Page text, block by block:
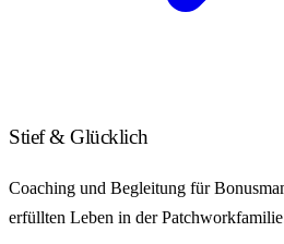
Stief & Glücklich
Coaching und Begleitung für
erfüllten Leben in der